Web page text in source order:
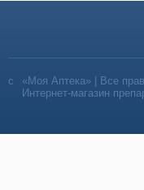
«Моя Аптека» | Все
Интернет-магазин